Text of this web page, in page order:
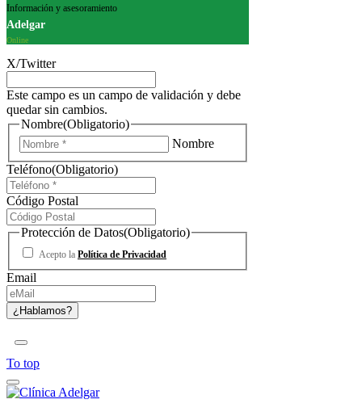
Información y asesoramiento
Adelgar
Online
X/Twitter
Este campo es un campo de validación y debe
quedar sin cambios.
Nombre(Obligatorio)
Nombre
Teléfono(Obligatorio)
Código Postal
Protección de Datos(Obligatorio)
Acepto la Política de Privacidad
Email
To top